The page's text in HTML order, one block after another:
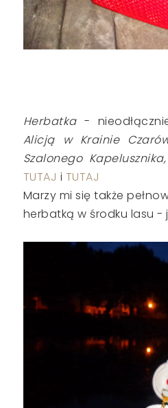
Herbatka-
Alicją w Krainie
Szalonego Kapelusznika,
TUTAJ i TUTAJ
Marzy mi się także
herbatką w środku lasu -